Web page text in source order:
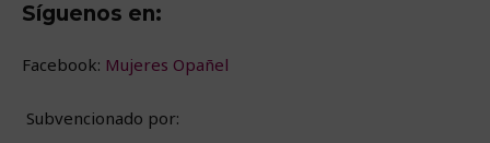
Síguenos en:
Facebook: Mujeres Opañel
Subvencionado por: